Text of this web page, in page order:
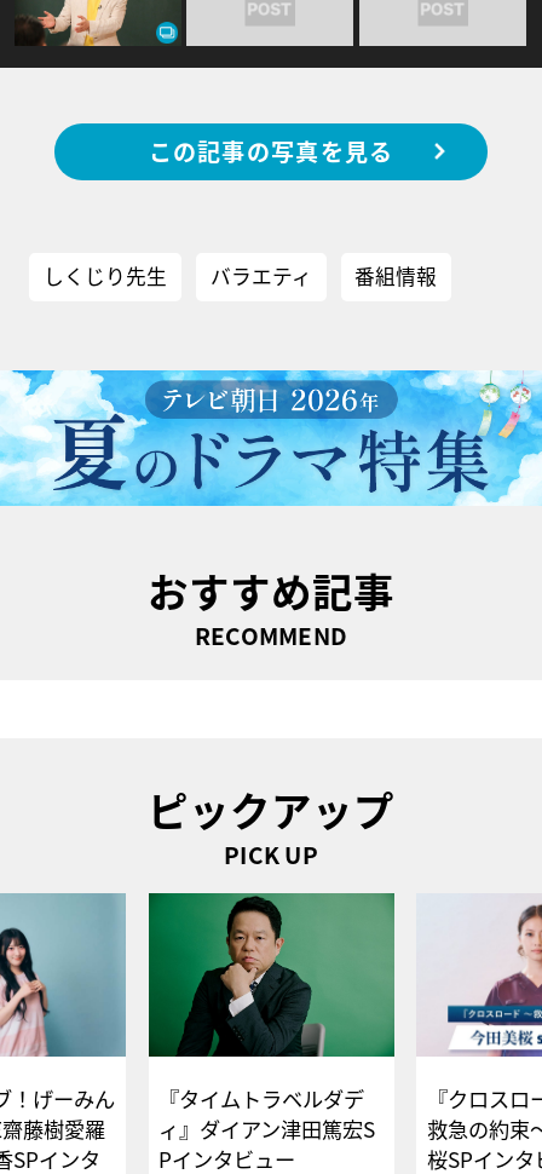
この記事の写真を見る
しくじり先生 バラエティ 番組情報
おすすめ記事
RECOMMEND
ピックアップ
PICK UP
！げーみん
藤樹愛羅
SPインタ
『タイムトラベルダデ
ィ』ダイアン津田篤宏S
Pインタビュー
『クロス
救急の約束
桜SPイ